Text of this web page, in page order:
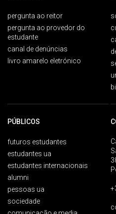
pergunta ao reitor
pergunta ao provedor do
estudante
canal de denúncias
livro amarelo eletrónico
PÚBLICOS
futuros estudantes
estudantes ua
estudantes internacionais
alumni
pessoas ua
sociedade